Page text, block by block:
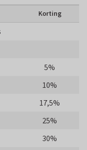
Korting
5%
10%
17,5%
25%
30%